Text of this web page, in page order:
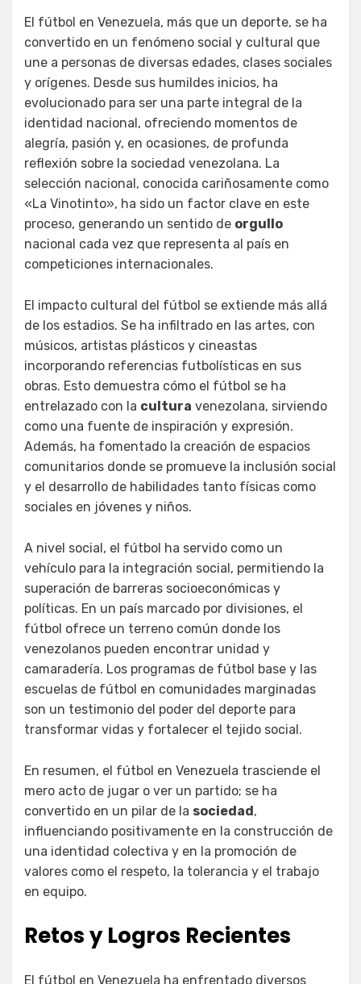
El fútbol en Venezuela, más que un deporte, se ha
convertido en un fenómeno social y cultural que
une a personas de diversas edades, clases sociales
y orígenes. Desde sus humildes inicios, ha
evolucionado para ser una parte integral de la
identidad nacional, ofreciendo momentos de
alegría, pasión y, en ocasiones, de profunda
reflexión sobre la sociedad venezolana. La
selección nacional, conocida cariñosamente como
«La Vinotinto», ha sido un factor clave en este
proceso, generando un sentido de orgullo
nacional cada vez que representa al país en
competiciones internacionales.
El impacto cultural del fútbol se extiende más allá
de los estadios. Se ha infiltrado en las artes, con
músicos, artistas plásticos y cineastas
incorporando referencias futbolísticas en sus
obras. Esto demuestra cómo el fútbol se ha
entrelazado con la cultura venezolana, sirviendo
como una fuente de inspiración y expresión.
Además, ha fomentado la creación de espacios
comunitarios donde se promueve la inclusión social
y el desarrollo de habilidades tanto físicas como
sociales en jóvenes y niños.
A nivel social, el fútbol ha servido como un
vehículo para la integración social, permitiendo la
superación de barreras socioeconómicas y
políticas. En un país marcado por divisiones, el
fútbol ofrece un terreno común donde los
venezolanos pueden encontrar unidad y
camaradería. Los programas de fútbol base y las
escuelas de fútbol en comunidades marginadas
son un testimonio del poder del deporte para
transformar vidas y fortalecer el tejido social.
En resumen, el fútbol en Venezuela trasciende el
mero acto de jugar o ver un partido; se ha
convertido en un pilar de la sociedad,
influenciando positivamente en la construcción de
una identidad colectiva y en la promoción de
valores como el respeto, la tolerancia y el trabajo
en equipo.
Retos y Logros Recientes
El fútbol en Venezuela ha enfrentado diversos